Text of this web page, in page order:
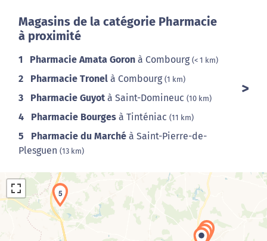
Magasins de la catégorie Pharmacie
à proximité
1 Pharmacie Amata Goron à Combourg (< 1 km)
2 Pharmacie Tronel à Combourg (1 km)
3 Pharmacie Guyot à Saint-Domineuc (10 km)
4 Pharmacie Bourges à Tinténiac (11 km)
5 Pharmacie du Marché à Saint-Pierre-de-
Plesguen (13 km)
12
5